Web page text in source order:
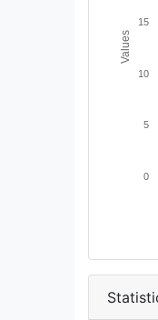
Values
0
5
10
15